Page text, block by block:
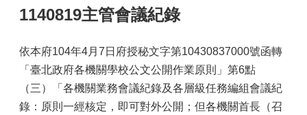
1140819主管會議紀錄
依本府104年4月7日府授秘文字第10430837000號函轉
「臺北政府各機關學校公文公開作業原則」第6點
（三）「各機關業務會議紀錄及各層級任務編組會議紀
錄：原則一經核定，即可對外公開；但各機關首長（召